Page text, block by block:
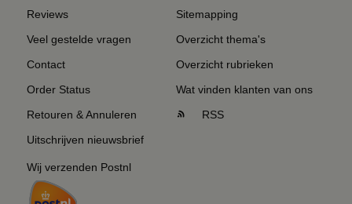
Reviews
Veel gestelde vragen
Contact
Order Status
Retouren & Annuleren
Uitschrijven nieuwsbrief
Wij verzenden Postnl
Sitemapping
Overzicht thema's
Overzicht rubrieken
Wat vinden klanten van ons
RSS